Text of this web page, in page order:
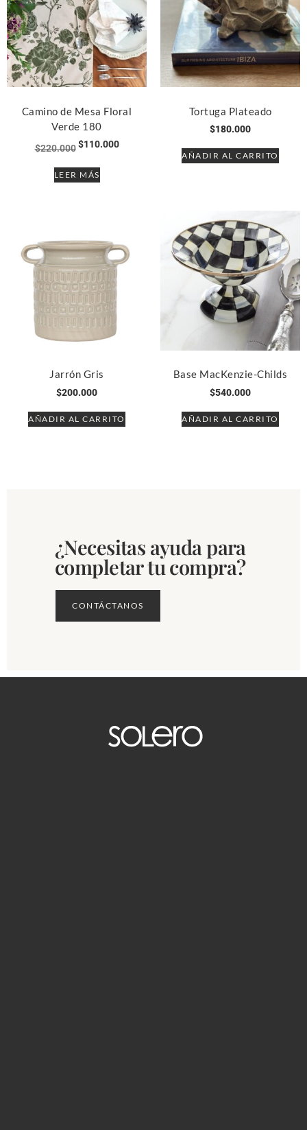
Camino de Mesa Floral
Verde 180
$220.000 $110.000
LEER MÁS
Tortuga Plateado
$180.000
AÑADIR AL CARRITO
Jarrón Gris
$200.000
AÑADIR AL CARRITO
Base MacKenzie-Childs
$540.000
AÑADIR AL CARRITO
¿Necesitas ayuda para
completar tu compra?
CONTÁCTANOS